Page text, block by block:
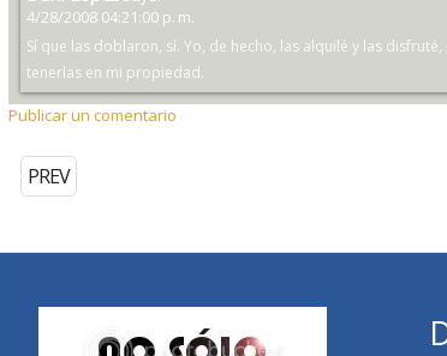
4/28/2008 04:21:00 p. m.
Sí que las doblaron, sí. Yo, de hecho, las alquilé y las
tenerlas en mi propiedad.
Publicar un comentario
PREV